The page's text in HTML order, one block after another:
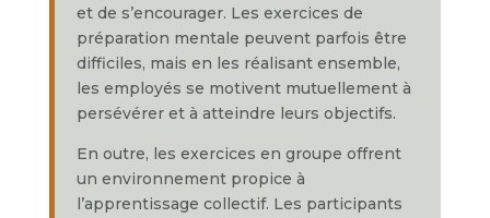
et de s’encourager. Les exercices de
préparation mentale peuvent parfois être
difficiles, mais en les réalisant ensemble,
les employés se motivent mutuellement à
persévérer et à atteindre leurs objectifs.
En outre, les exercices en groupe offrent
un environnement propice à
l’apprentissage collectif. Les participants